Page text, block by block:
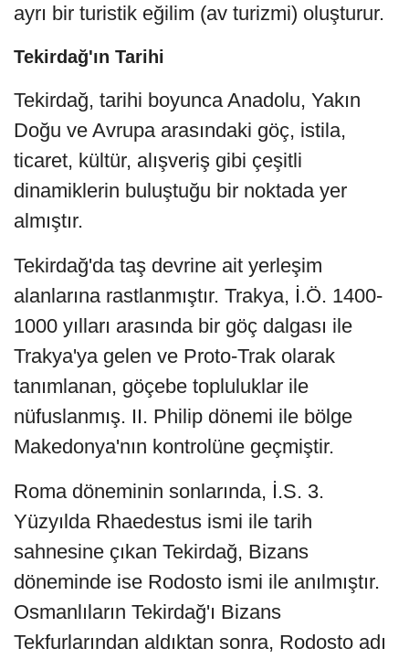
ayrı bir turistik eğilim (av turizmi) oluşturur.
Tekirdağ'ın Tarihi
Tekirdağ, tarihi boyunca Anadolu, Yakın
Doğu ve Avrupa arasındaki göç, istila,
ticaret, kültür, alışveriş gibi çeşitli
dinamiklerin buluştuğu bir noktada yer
almıştır.
Tekirdağ'da taş devrine ait yerleşim
alanlarına rastlanmıştır. Trakya, İ.Ö. 1400-
1000 yılları arasında bir göç dalgası ile
Trakya'ya gelen ve Proto-Trak olarak
tanımlanan, göçebe topluluklar ile
nüfuslanmış. II. Philip dönemi ile bölge
Makedonya'nın kontrolüne geçmiştir.
Roma döneminin sonlarında, İ.S. 3.
Yüzyılda Rhaedestus ismi ile tarih
sahnesine çıkan Tekirdağ, Bizans
döneminde ise Rodosto ismi ile anılmıştır.
Osmanlıların Tekirdağ'ı Bizans
Tekfurlarından aldıktan sonra, Rodosto adı